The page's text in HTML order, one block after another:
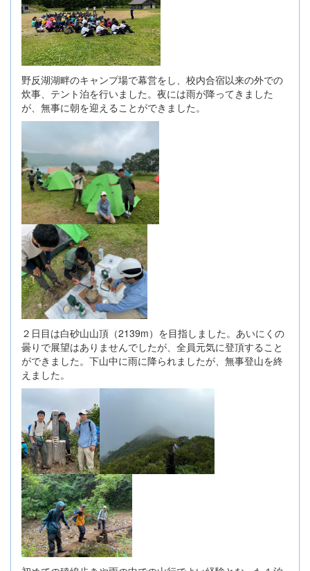
野反湖湖畔のキャンプ場で幕営をし、校内合宿以来の外での
炊事、テント泊を行いました。夜には雨が降ってきました
が、無事に朝を迎えることができました。
２日目は白砂山山頂（2139m）を目指しました。あいにくの
曇りで展望はありませんでしたが、全員元気に登頂すること
ができました。下山中に雨に降られましたが、無事登山を終
えました。